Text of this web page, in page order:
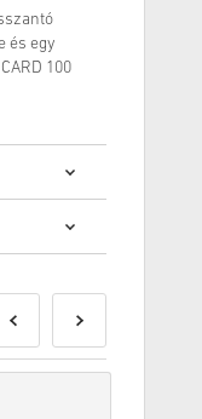
és egy
100